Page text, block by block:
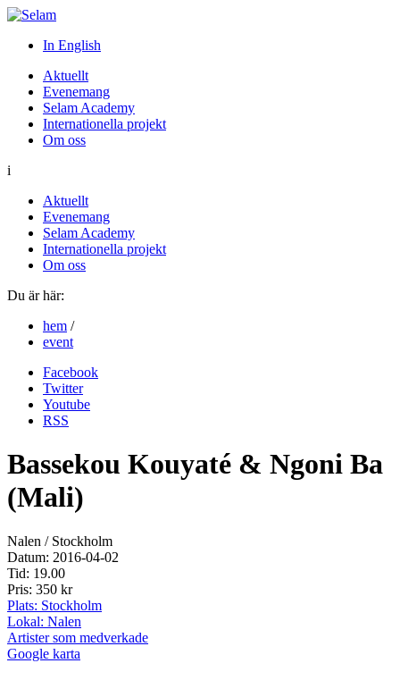
In English
Aktuellt
Evenemang
Selam Academy
Internationella projekt
Om oss
i
Aktuellt
Evenemang
Selam Academy
Internationella projekt
Om oss
Du är här:
hem /
event
Facebook
Twitter
Youtube
RSS
Bassekou Kouyaté & Ngoni Ba
(Mali)
Nalen / Stockholm
Datum: 2016-04-02
Tid: 19.00
Pris: 350 kr
Plats: Stockholm
Lokal: Nalen
Artister som medverkade
Google karta